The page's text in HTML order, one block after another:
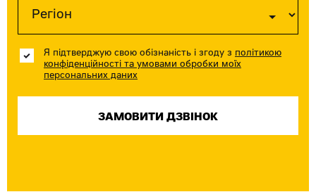
Я підтверджую свою обізнаність і згоду з політикою
конфіденційності та умовами обробки моїх
персональних даних